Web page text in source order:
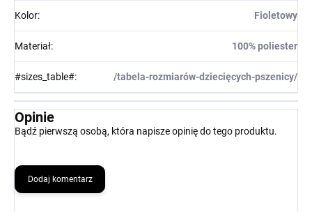
Kolor: Fioletowy
Materiał: 100% poliester
#sizes_table#: /tabela-rozmiarów-dziecięcych-pszenicy/
Opinie
Bądź pierwszą osobą, która napisze opinię do tego produktu.
Dodaj komentarz